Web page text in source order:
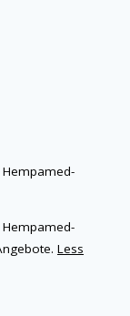
Hempamed-
Hempamed-
Less